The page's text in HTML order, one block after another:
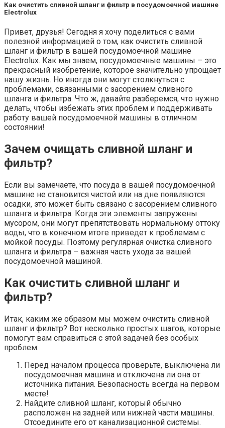
Как очистить сливной шланг и фильтр в посудомоечной машине
Electrolux
Привет, друзья! Сегодня я хочу поделиться с вами
полезной информацией о том, как очистить сливной
шланг и фильтр в вашей посудомоечной машине
Electrolux. Как мы знаем, посудомоечные машины – это
прекрасный изобретение, которое значительно упрощает
нашу жизнь. Но иногда они могут столкнуться с
проблемами, связанными с засорением сливного
шланга и фильтра. Что ж, давайте разберемся, что нужно
делать, чтобы избежать этих проблем и поддерживать
работу вашей посудомоечной машины в отличном
состоянии!
Зачем очищать сливной шланг и
фильтр?
Если вы замечаете, что посуда в вашей посудомоечной
машине не становится чистой или на дне появляются
осадки, это может быть связано с засорением сливного
шланга и фильтра. Когда эти элементы запружены
мусором, они могут препятствовать нормальному оттоку
воды, что в конечном итоге приведет к проблемам с
мойкой посуды. Поэтому регулярная очистка сливного
шланга и фильтра – важная часть ухода за вашей
посудомоечной машиной.
Как очистить сливной шланг и
фильтр?
Итак, каким же образом мы можем очистить сливной
шланг и фильтр? Вот несколько простых шагов, которые
помогут вам справиться с этой задачей без особых
проблем:
Перед началом процесса проверьте, выключена ли
посудомоечная машина и отключена ли она от
источника питания. Безопасность всегда на первом
месте!
Найдите сливной шланг, который обычно
расположен на задней или нижней части машины.
Отсоедините его от канализационной системы.